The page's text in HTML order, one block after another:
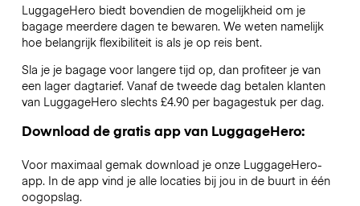
LuggageHero biedt bovendien de mogelijkheid om je
bagage meerdere dagen te bewaren. We weten namelijk
hoe belangrijk flexibiliteit is als je op reis bent.
Sla je je bagage voor langere tijd op, dan profiteer je van
een lager dagtarief. Vanaf de tweede dag betalen klanten
van LuggageHero slechts £4.90 per bagagestuk per dag.
Download de gratis app van LuggageHero:
Voor maximaal gemak download je onze LuggageHero-
app. In de app vind je alle locaties bij jou in de buurt in één
oogopslag.